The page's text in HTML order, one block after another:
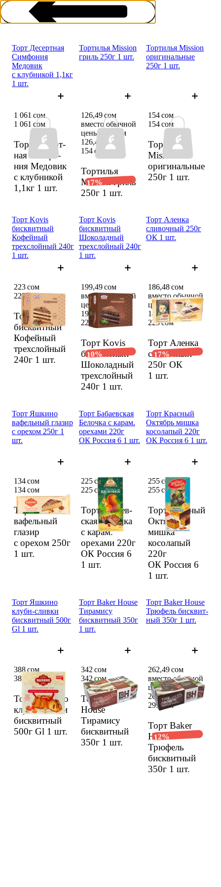
Торт Десерт­ная
Симфо­ния
Медовик
с клубни­кой 1,1кг
1 шт.
Торт Десерт­
ная Симфо­
ния Медовик
с клубни­кой
1,1кг 1 шт.
1 061 сом
1 061 сом
Торти­лья Mission
гриль 250г 1 шт.
Торти­лья
Mission гриль
250г 1 шт.
126,49 сом
вместо обычной
цены 154 сом
126,49 сом
154 сом
17%
Торти­лья Mission
ориги­нальные
250г 1 шт.
Торти­лья
Mission
ориги­нальные
250г 1 шт.
154 сом
154 сом
Торт Kovis
бисквит­ный
Кофей­ный
трехслой­ный 240г
1 шт.
Торт Kovis
бисквит­ный
Кофей­ный
трехслой­ный
240г 1 шт.
223 сом
223 сом
Торт Kovis
бисквит­ный
Шоколад­ный
трехслой­ный 240г
1 шт.
Торт Kovis
бисквит­ный
Шоколад­ный
трехслой­ный
240г 1 шт.
199,49 сом
вместо обычной
цены 223 сом
199,49 сом
223 сом
10%
Торт Аленка
сливоч­ный 250г
ОК 1 шт.
Торт Аленка
сливоч­ный
250г ОК
1 шт.
186,48 сом
вместо обычной
цены 225 сом
186,48 сом
225 сом
17%
Торт Яшкино
вафель­ный глазир
с орехом 250г 1
шт.
Торт Яшкино
вафель­ный
глазир
с орехом 250г
1 шт.
134 сом
134 сом
Торт Бабаев­ская
Белоч­ка с карам.
ореха­ми 220г
ОК Россия 6 1 шт.
Торт Бабаев­
ская Белоч­ка
с карам.
ореха­ми 220г
ОК Россия 6
1 шт.
225 сом
225 сом
Торт Красный
Октябрь мишка
косола­пый 220г
ОК Россия 6 1 шт.
Торт Красный
Октябрь
мишка
косола­пый
220г
ОК Россия 6
1 шт.
255 сом
255 сом
Торт Яшкино
клубн-сливки
бисквит­ный 500г
Gl 1 шт.
Торт Яшкино
клубн-сливки
бисквит­ный
500г Gl 1 шт.
388 сом
388 сом
Торт Baker House
Тирами­су
бисквит­ный 350г
1 шт.
Торт Baker
House
Тирами­су
бисквит­ный
350г 1 шт.
342 сом
342 сом
Торт Baker House
Трюфель бисквит­
ный 350г 1 шт.
Торт Baker
House
Трюфель
бисквит­ный
350г 1 шт.
262,49 сом
вместо обычной
цены 299 сом
262,49 сом
299 сом
12%